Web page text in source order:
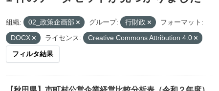
組織: 02_政策企画部 グループ: 行財政
フォーマット:
DOCX
ライセンス: Creative Commons Attribution 4.0
フィルタ結果